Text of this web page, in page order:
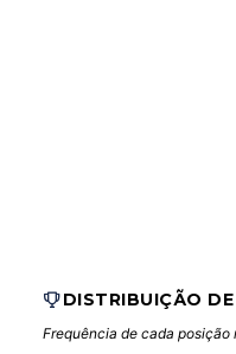
DISTRIBUIÇÃO
Frequência de cada posição